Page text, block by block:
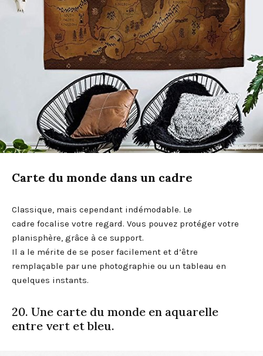
Carte du monde dans un cadre
Classique, mais cependant indémodable. Le
cadre focalise votre regard. Vous pouvez protéger votre
planisphère, grâce à ce support.
Il a le mérite de se poser facilement et d’être
remplaçable par une photographie ou un tableau en
quelques instants.
20. Une carte du monde en aquarelle
entre vert et bleu.